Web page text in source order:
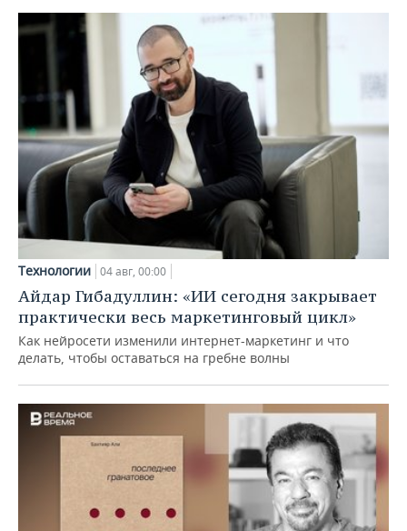
Технологии 04 авг, 00:00
Айдар Гибадуллин: «ИИ сегодня закрывает
практически весь маркетинговый цикл»
Как нейросети изменили интернет-маркетинг и что
делать, чтобы оставаться на гребне волны